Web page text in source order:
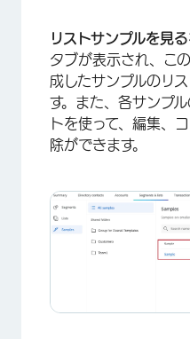
リストサンプルを見
タブが表示され、こ
成したサンプルのリ
す。また、各サンプ
トを使って、編集、
除ができます。